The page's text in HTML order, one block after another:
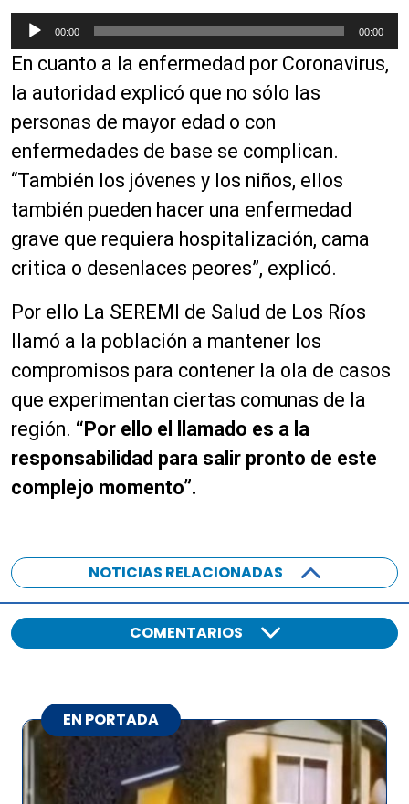
e
p
r
d
u
c
t
o
r
d
a
u
d
i
o
00:00 00:00
En cuanto a la enfermedad por Coronavirus,
la autoridad explicó que no sólo las
personas de mayor edad o con
enfermedades de base se complican.
“También los jóvenes y los niños, ellos
también pueden hacer una enfermedad
grave que requiera hospitalización, cama
critica o desenlaces peores”, explicó.
Por ello La SEREMI de Salud de Los Ríos
llamó a la población a mantener los
compromisos para contener la ola de casos
que experimentan ciertas comunas de la
región. “Por ello el llamado es a la
responsabilidad para salir pronto de este
complejo momento”.
NOTICIAS RELACIONADAS
COMENTARIOS
EN PORTADA